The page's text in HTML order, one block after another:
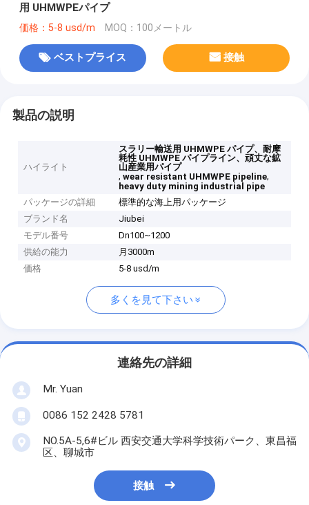
用 UHMWPEパイプ
価格：5-8 usd/m MOQ：100メートル
ベストプライス 接触
製品の説明
ハイライト
スラリー輸送用 UHMWPE パイプ、耐摩
耗性 UHMWPE パイプライン、頑丈な鉱
山産業用パイプ
,wear resistant UHMWPE pipeline,
heavy duty mining industrial pipe
パッケージの詳細
標準的な海上用パッケージ
ブランド名
Jiubei
モデル番号
Dn100~1200
供給の能力
月3000m
価格
5-8 usd/m
多くを見て下さい
連絡先の詳細
Mr. Yuan
0086 152 2428 5781
NO.5A-5,6#ビル 西安交通大学科学技術パーク、東昌福
区、聊城市
接触